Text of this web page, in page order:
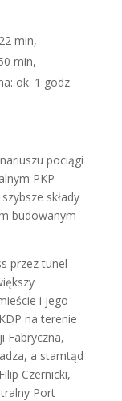
min,
min,
ok. 1 godz.
pociągi
PKP
składy
budowanym
przez tunel
i jego
na terenie
Fabryczna,
a stamtąd
Czernicki,
Port